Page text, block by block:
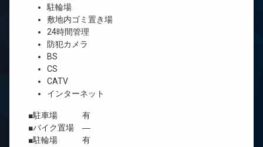
駐輪場
敷地内ゴミ置き場
24時間管理
防犯カメラ
BS
CS
CATV
インターネット
■駐車場 有
■バイク置場 ―
■駐輪場 有